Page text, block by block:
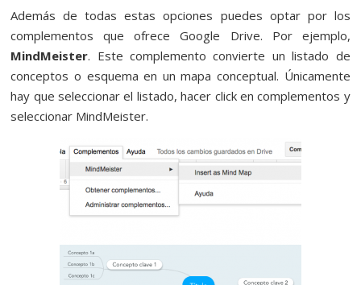
Además de todas estas opciones puedes optar por los
complementos que ofrece Google Drive. Por ejemplo,
MindMeister. Este complemento convierte un listado de
conceptos o esquema en un mapa conceptual. Únicamente
hay que seleccionar el listado, hacer click en complementos y
seleccionar MindMeister.